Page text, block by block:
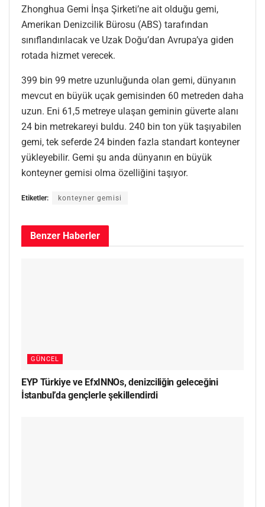
Zhonghua Gemi İnşa Şirketi’ne ait olduğu gemi,
Amerikan Denizcilik Bürosu (ABS) tarafından
sınıflandırılacak ve Uzak Doğu’dan Avrupa’ya giden
rotada hizmet verecek.
399 bin 99 metre uzunluğunda olan gemi, dünyanın
mevcut en büyük uçak gemisinden 60 metreden daha
uzun. Eni 61,5 metreye ulaşan geminin güverte alanı
24 bin metrekareyi buldu. 240 bin ton yük taşıyabilen
gemi, tek seferde 24 binden fazla standart konteyner
yükleyebilir. Gemi şu anda dünyanın en büyük
konteyner gemisi olma özelliğini taşıyor.
Etiketler: konteyner gemisi
Benzer Haberler
GÜNCEL
EYP Türkiye ve EfxINNOs, denizciliğin geleceğini
İstanbul’da gençlerle şekillendirdi